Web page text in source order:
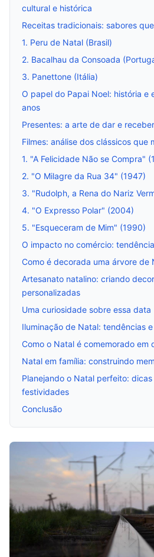
cultural e histórica
Receitas tradicionais: sabores
1. Peru de Natal (Brasil)
2. Bacalhau da Consoada
3. Panettone (Itália)
O papel do Papai Noel: história e
anos
Presentes: a arte de dar e receber
Filmes: análise dos clássicos que
1. "A Felicidade Não se Compra"
2. "O Milagre da Rua 34" (1947)
3. "Rudolph, a Rena do Nariz
4. "O Expresso Polar" (2004)
5. "Esqueceram de Mim" (1990)
O impacto no comércio:
Como é decorada uma árvore de
Artesanato natalino: criando
personalizadas
Uma curiosidade sobre essa data
Iluminação de Natal: tendências
Como o Natal é comemorado em
Natal em família: construindo
Planejando o Natal perfeito:
festividades
Conclusão